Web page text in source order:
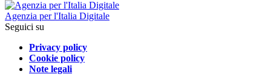
Agenzia per l'Italia Digitale
Seguici su
Privacy policy
Cookie policy
Note legali